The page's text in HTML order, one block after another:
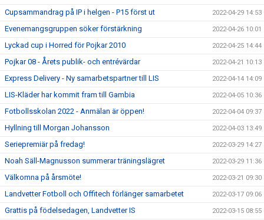
Cupsammandrag på IP i helgen - P15 först ut 2022-04-29 14:53
Evenemangsgruppen söker förstärkning 2022-04-26 10:01
Lyckad cup i Horred för Pojkar 2010 2022-04-25 14:44
Pojkar 08 - Årets publik- och entrévärdar 2022-04-21 10:13
Express Delivery - Ny samarbetspartner till LIS 2022-04-14 14:09
LIS-Kläder har kommit fram till Gambia 2022-04-05 10:36
Fotbollsskolan 2022 - Anmälan är öppen! 2022-04-04 09:37
Hyllning till Morgan Johansson 2022-04-03 13:49
Seriepremiär på fredag! 2022-03-29 14:27
Noah Säll-Magnusson summerar träningslägret 2022-03-29 11:36
Välkomna på årsmöte! 2022-03-21 09:30
Landvetter Fotboll och Offitech förlänger samarbetet 2022-03-17 09:06
Grattis på födelsedagen, Landvetter IS 2022-03-15 08:55